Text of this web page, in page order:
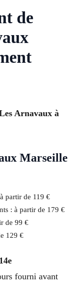
de
Arnavaux à
Marseille
partir de 119 €
: à partir de 179 €
de 99 €
129 €
fourni avant